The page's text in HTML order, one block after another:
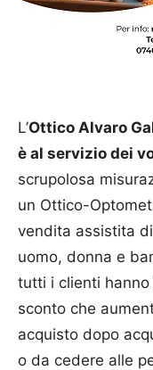
L’Ottico Alvaro
è al servizio dei
scrupolosa
un Ottico-
vendita assistita
uomo, donna e
tutti i clienti
sconto che
acquisto dopo
o da cedere alle